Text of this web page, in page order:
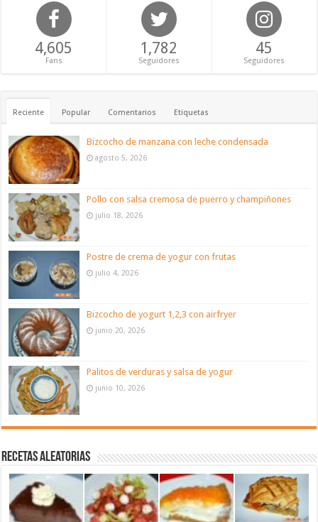
4,605
Fans
1,782
Seguidores
45
Seguidores
Reciente Popular Comentarios Etiquetas
Bizcocho de manzana con leche condensada
agosto 5, 2026
Pollo con salsa cremosa de puerro y champiñones
julio 18, 2026
Postre de crema de yogur con frutas
julio 4, 2026
Bizcocho de yogurt 1,2,3 con airfryer
junio 20, 2026
Palitos de verduras y salsa de yogur
junio 10, 2026
Recetas aleatorias